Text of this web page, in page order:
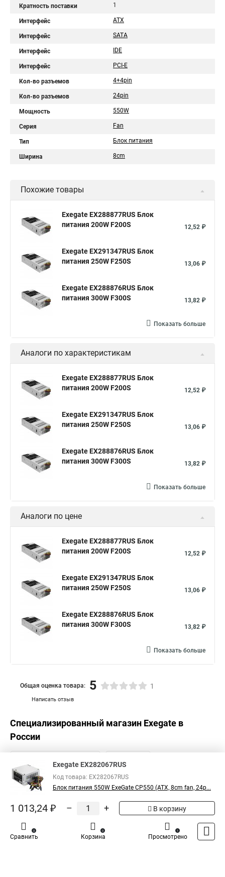
Кратность поставки 1
Интерфейс ATX
Интерфейс SATA
Интерфейс IDE
Интерфейс PCI-E
Кол-во разъемов 4+4pin
Кол-во разъемов 24pin
Мощность 550W
Серия Fan
Тип Блок питания
Ширина 8cm
Похожие товары
Exegate EX288877RUS Блок
питания 200W F200S
12,52 ₽
Exegate EX291347RUS Блок
питания 250W F250S
13,06 ₽
Exegate EX288876RUS Блок
питания 300W F300S
13,82 ₽
Показать больше
Аналоги по характеристикам
Exegate EX288877RUS Блок
питания 200W F200S
12,52 ₽
Exegate EX291347RUS Блок
питания 250W F250S
13,06 ₽
Exegate EX288876RUS Блок
питания 300W F300S
13,82 ₽
Показать больше
Аналоги по цене
Exegate EX288877RUS Блок
питания 200W F200S
12,52 ₽
Exegate EX291347RUS Блок
питания 250W F250S
13,06 ₽
Exegate EX288876RUS Блок
питания 300W F300S
13,82 ₽
Показать больше
Написать отзыв
Общая оценка товара: 5 1
Специализированный магазин Exegate в
России
Exegate EX282067RUS
Код товара: EX282067RUS
Блок питания 550W ExeGate CP550 (ATX, 8cm fan, 24p...
1 013,24 ₽ – + В корзину
Сравнить
0
Корзина
0
Просмотрено
1